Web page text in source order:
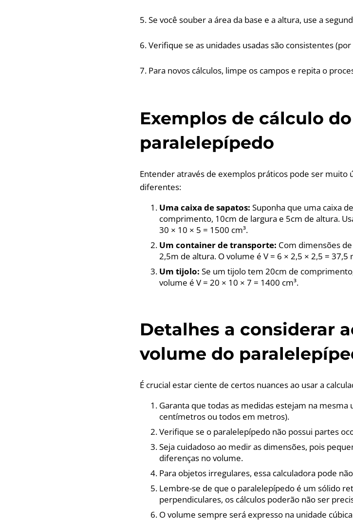
5. Se você souber a área da base e a altura, use a
6. Verifique se as unidades usadas são consistentes
7. Para novos cálculos, limpe os campos e repita o
Exemplos de cálculo
paralelepípedo
Entender através de exemplos práticos pode ser muito
diferentes:
Uma caixa de sapatos: Suponha que uma caixa
comprimento, 10cm de largura e 5cm de altura.
30 × 10 × 5 = 1500 cm³.
Um container de transporte: Com dimensões
2,5m de altura. O volume é V = 6 × 2,5 × 2,5 = 37,5
Um tijolo: Se um tijolo tem 20cm de
volume é V = 20 × 10 × 7 = 1400 cm³.
Detalhes a considerar
volume do
É crucial estar ciente de certos nuances ao usar a
Garanta que todas as medidas estejam na
centímetros ou todos em metros).
Verifique se o paralelepípedo não possui partes
Seja cuidadoso ao medir as dimensões, pois
diferenças no volume.
Para objetos irregulares, essa calculadora pode
Lembre-se de que o paralelepípedo é um sólido
perpendiculares, os cálculos poderão não ser
O volume sempre será expresso na unidade